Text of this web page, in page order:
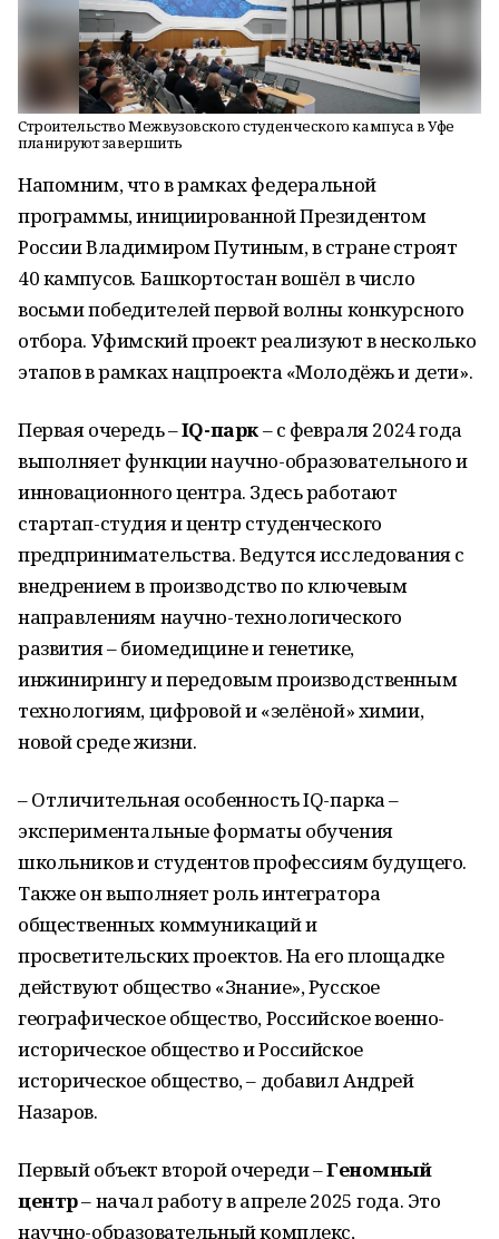
Строительство Межвузовского студенческого кампуса в Уфе
планируют завершить
Напомним, что в рамках федеральной
программы, инициированной Президентом
России Владимиром Путиным, в стране строят
40 кампусов. Башкортостан вошёл в число
восьми победителей первой волны конкурсного
отбора. Уфимский проект реализуют в несколько
этапов в рамках нацпроекта «Молодёжь и дети».
Первая очередь –IQ-парк– с февраля 2024 года
выполняет функции научно-образовательного и
инновационного центра. Здесь работают
стартап-студия и центр студенческого
предпринимательства. Ведутся исследования с
внедрением в производство по ключевым
направлениям научно-технологического
развития – биомедицине и генетике,
инжинирингу и передовым производственным
технологиям, цифровой и «зелёной» химии,
новой среде жизни.
– Отличительная особенность IQ-парка –
экспериментальные форматы обучения
школьников и студентов профессиям будущего.
Также он выполняет роль интегратора
общественных коммуникаций и
просветительских проектов. На его площадке
действуют общество «Знание», Русское
географическое общество, Российское военно-
историческое общество и Российское
историческое общество, – добавил Андрей
Назаров.
Первый объект второй очереди –Геномный
центр– начал работу в апреле 2025 года. Это
научно-образовательный комплекс,